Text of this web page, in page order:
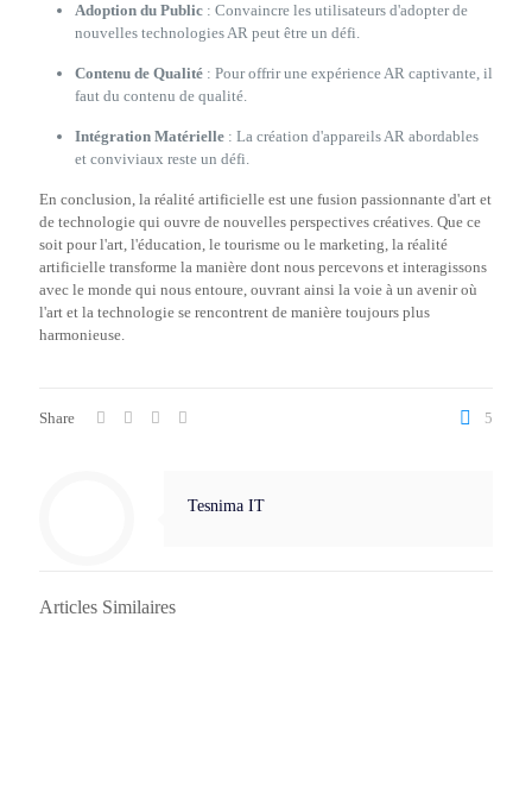
Adoption du Public : Convaincre les utilisateurs d'adopter de
nouvelles technologies AR peut être un défi.
Contenu de Qualité : Pour offrir une expérience AR captivante, il
faut du contenu de qualité.
Intégration Matérielle : La création d'appareils AR abordables
et conviviaux reste un défi.
En conclusion, la réalité artificielle est une fusion passionnante d'art et
de technologie qui ouvre de nouvelles perspectives créatives. Que ce
soit pour l'art, l'éducation, le tourisme ou le marketing, la réalité
artificielle transforme la manière dont nous percevons et interagissons
avec le monde qui nous entoure, ouvrant ainsi la voie à un avenir où
l'art et la technologie se rencontrent de manière toujours plus
harmonieuse.
Share 5
Tesnima IT
Articles Similaires